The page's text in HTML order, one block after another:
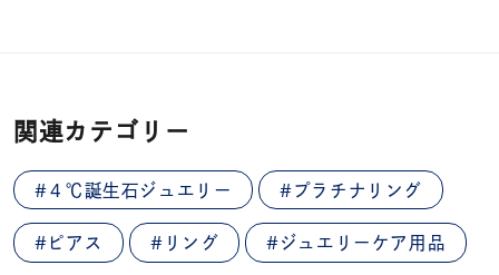
関連カテゴリー
#４℃誕生石ジュエリー #プラチナリング
#ピアス #リング #ジュエリーケア用品